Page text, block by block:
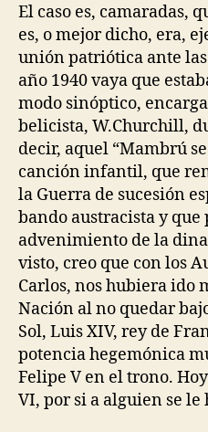
El caso es, camaradas,
es, o mejor dicho, era,
unión patriótica ante
año 1940 vaya que
modo sinóptico,
belicista, W.Churchill,
decir, aquel “Mambrú
canción infantil, que
la Guerra de sucesión
bando austracista y que
advenimiento de la
visto, creo que con los
Carlos, nos hubiera ido
Nación al no quedar
Sol, Luis XIV, rey de
potencia hegemónica
Felipe V en el trono.
VI, por si a alguien se le